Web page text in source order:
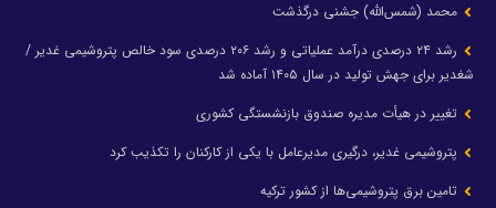
محمد (شمس‌الله) جشنی درگذشت
رشد ۲۴ درصدی درآمد عملیاتی و رشد ۲۰۶ درصدی سود خالص پتروشیمی غدیر /
شغدیر برای جهش تولید در سال ۱۴۰۵ آماده شد
تغییر در هیأت مدیره صندوق بازنشستگی کشوری
پتروشیمی غدیر، درگیری مدیرعامل با یکی از کارکنان را تکذیب کرد
تامین برق پتروشیمی‌ها از کشور ترکیه